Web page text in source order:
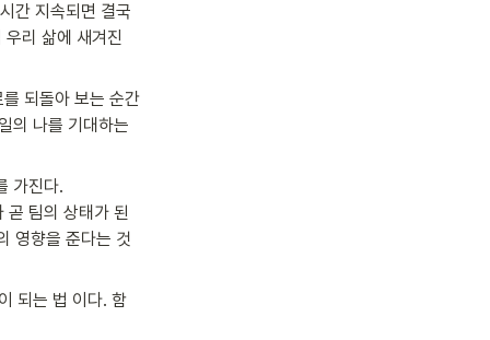
간 지속되면 결국
리 삶에 새겨진
되돌아 보는 순간
의 나를 기대하는
가진다.
곧 팀의 상태가 된
영향을 준다는 것
되는 법 이다. 함